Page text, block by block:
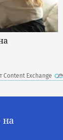
Content Exchange
на